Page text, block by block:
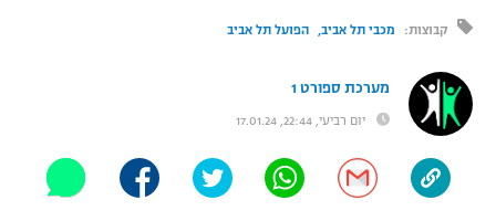
"מחצית בשכונה" – פודקאסט
משתתפים וזוכים בפרסים
ליגות נוספות
UFC
היאבקות WWE
ספורט מוטורי
קבוצות: מכבי תל אביב הפועל תל אביב
מערכת ספורט 1
יום רביעי, 22:44, 17.01.24